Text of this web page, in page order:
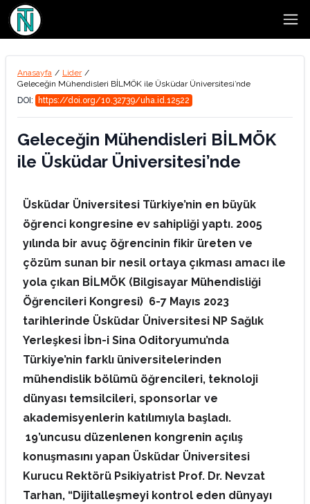
Anasayfa / Lider /
Geleceğin Mühendisleri BİLMÖK ile Üsküdar Üniversitesi’nde
DOI:
https://doi.org/10.32739/uha.id.12522
Geleceğin Mühendisleri BİLMÖK
ile Üsküdar Üniversitesi’nde
Üsküdar Üniversitesi Türkiye’nin en büyük
öğrenci kongresine ev sahipliği yaptı. 2005
yılında bir avuç öğrencinin fikir üreten ve
çözüm sunan bir nesil ortaya çıkması amacı ile
yola çıkan BİLMÖK (Bilgisayar Mühendisliği
Öğrencileri Kongresi) 6-7 Mayıs 2023
tarihlerinde Üsküdar Üniversitesi NP Sağlık
Yerleşkesi İbn-i Sina Oditoryumu’nda
Türkiye’nin farklı üniversitelerinden
mühendislik bölümü öğrencileri, teknoloji
dünyası temsilcileri, sponsorlar ve
akademisyenlerin katılımıyla başladı.
19’uncusu düzenlenen kongrenin açılış
konuşmasını yapan Üsküdar Üniversitesi
Kurucu Rektörü Psikiyatrist Prof. Dr. Nevzat
Tarhan, “Dijitalleşmeyi kontrol eden dünyayı